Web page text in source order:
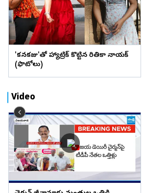
'కనకరాజు'తో హ్యాట్రిక్ కొట్టిన రితికా నాయక్
(ఫొటోలు)
Video